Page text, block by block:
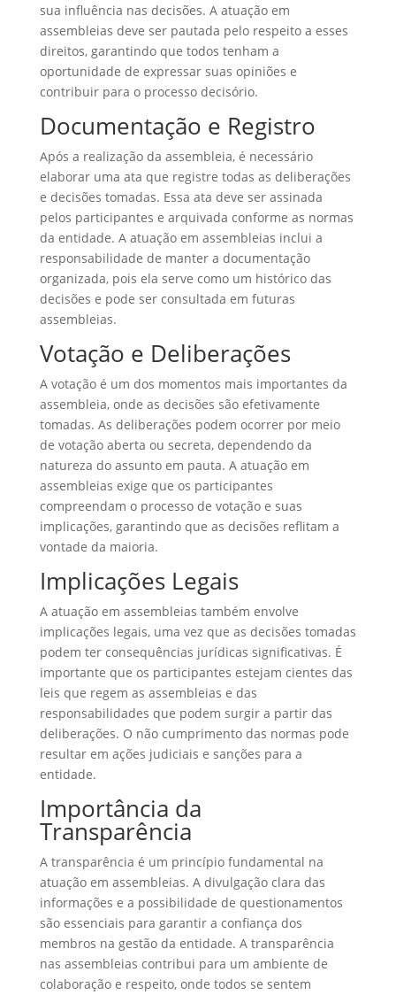
sua influência nas decisões. A atuação em
assembleias deve ser pautada pelo respeito a esses
direitos, garantindo que todos tenham a
oportunidade de expressar suas opiniões e
contribuir para o processo decisório.
Documentação e Registro
Após a realização da assembleia, é necessário
elaborar uma ata que registre todas as deliberações
e decisões tomadas. Essa ata deve ser assinada
pelos participantes e arquivada conforme as normas
da entidade. A atuação em assembleias inclui a
responsabilidade de manter a documentação
organizada, pois ela serve como um histórico das
decisões e pode ser consultada em futuras
assembleias.
Votação e Deliberações
A votação é um dos momentos mais importantes da
assembleia, onde as decisões são efetivamente
tomadas. As deliberações podem ocorrer por meio
de votação aberta ou secreta, dependendo da
natureza do assunto em pauta. A atuação em
assembleias exige que os participantes
compreendam o processo de votação e suas
implicações, garantindo que as decisões reflitam a
vontade da maioria.
Implicações Legais
A atuação em assembleias também envolve
implicações legais, uma vez que as decisões tomadas
podem ter consequências jurídicas significativas. É
importante que os participantes estejam cientes das
leis que regem as assembleias e das
responsabilidades que podem surgir a partir das
deliberações. O não cumprimento das normas pode
resultar em ações judiciais e sanções para a
entidade.
Importância da
Transparência
A transparência é um princípio fundamental na
atuação em assembleias. A divulgação clara das
informações e a possibilidade de questionamentos
são essenciais para garantir a confiança dos
membros na gestão da entidade. A transparência
nas assembleias contribui para um ambiente de
colaboração e respeito, onde todos se sentem